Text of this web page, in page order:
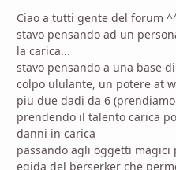
Ciao a tutti gente del forum
stavo pensando ad un
la carica...
stavo pensando a una base
colpo ululante, un potere at
piu due dadi da 6
prendendo il talento carica
danni in carica
passando agli oggetti magici
egida del berserker che